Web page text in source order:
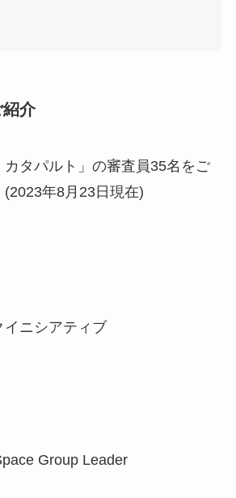
介
カタパルト」の審査員35名をご
年8月23日現在)
イニシアティブ
Group Leader